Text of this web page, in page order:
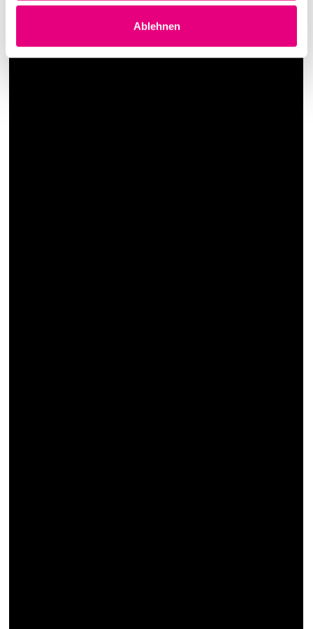
Ablehnen